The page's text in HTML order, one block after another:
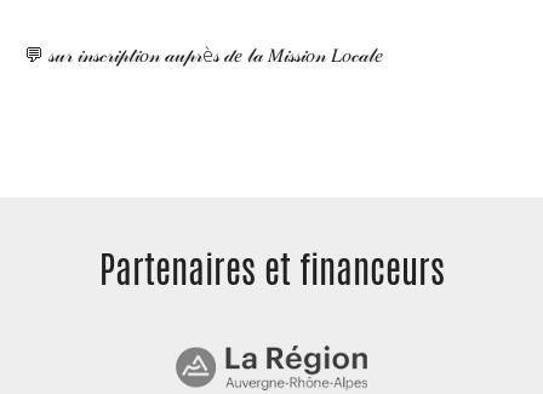
💬 𝓈𝓊𝓇 𝒾𝓃𝓈𝒸𝓇𝒾𝓅𝓉𝒾𝑜𝓃 𝒶𝓊𝓅𝓇è𝓈 𝒹𝑒 𝓁𝒶 𝑀𝒾𝓈𝓈𝒾𝑜𝓃 𝐿𝑜𝒸𝒶𝓁𝑒
Partenaires et financeurs